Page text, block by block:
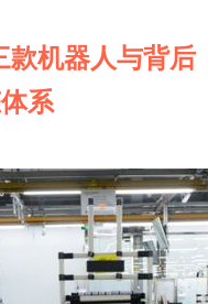
款机器人与背后
系